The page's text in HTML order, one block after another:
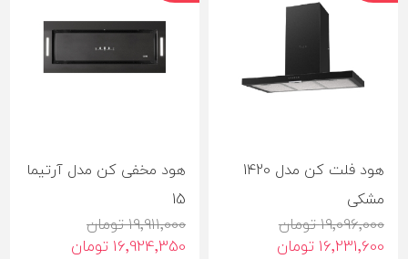
هود فلت کن مدل 1420
مشکی
19٬096٬000 تومان
16٬231٬600 تومان
هود مخفی کن مدل آرتیما
15
19٬911٬000 تومان
16٬924٬350 تومان